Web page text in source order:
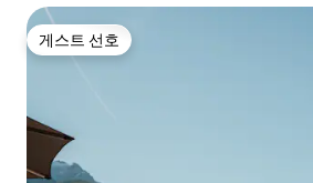
게스트 선호
게스트 선호